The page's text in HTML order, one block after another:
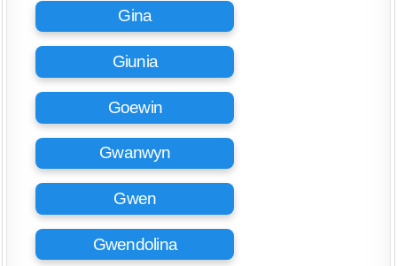
Gina
Giunia
Goewin
Gwanwyn
Gwen
Gwendolina